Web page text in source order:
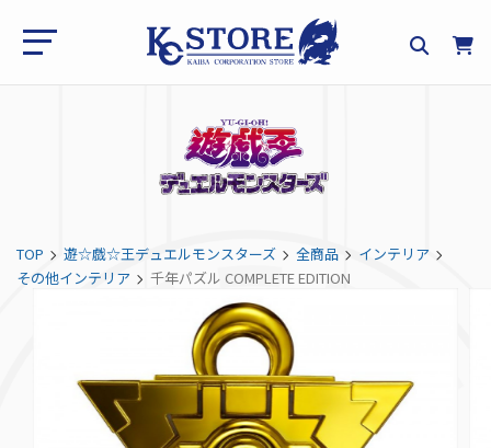
TOP 遊☆戯☆王デュエルモンスターズ 全商品
インテリア
その他インテリア
千年パズル COMPLETE EDITION